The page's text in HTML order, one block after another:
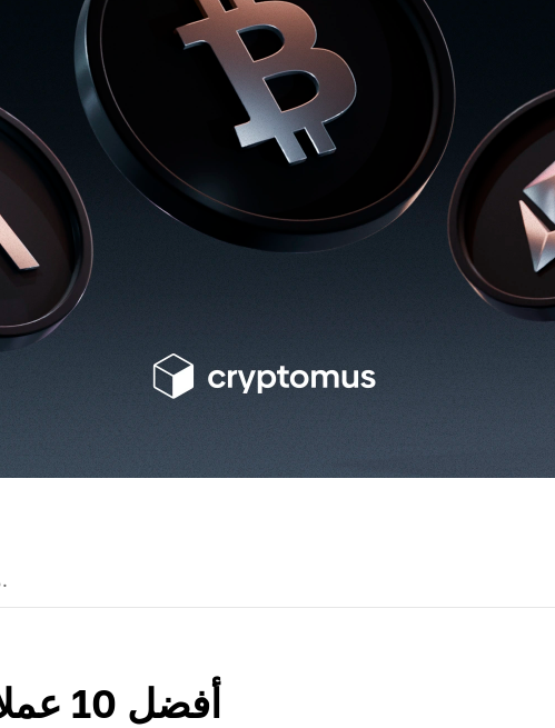
محلل كريبتو وكاتب أدلة. أبسط التقنيات المعقدة للجميع.
أفضل 10 عملات رقمية للشراء في 2026